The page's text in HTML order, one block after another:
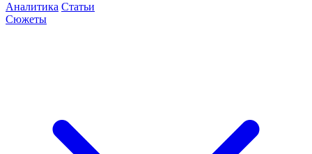
Аналитика Статьи
Сюжеты